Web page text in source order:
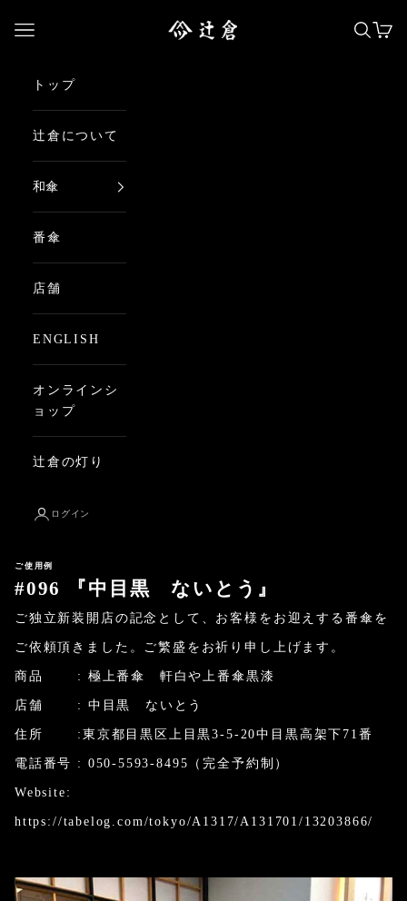
日本最古の京都和傘屋 辻倉
メニューを開く 検索を
カー
トップ
辻倉について
和傘
番傘
店舗
ENGLISH
オンラインシ
ョップ
辻倉の灯り
ログイン
ご使用例
#096 『中目黒 ないとう』
ご独立新装開店の記念として、お客様をお迎えする番傘を
ご依頼頂きました。ご繁盛をお祈り申し上げます。
商品 : 極上番傘 軒白や上番傘黒漆
店舗 : 中目黒 ないとう
住所 :東京都目黒区上目黒3-5-20中目黒高架下71番
電話番号 : 050-5593-8495（完全予約制）
Website:
https://tabelog.com/tokyo/A1317/A131701/13203866/